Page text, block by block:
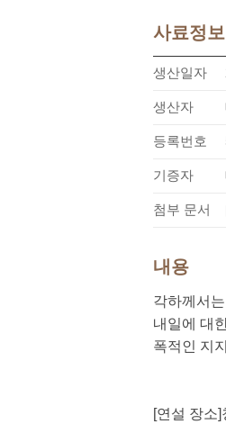
사료정보
생산일자
생산자
등록번호
기증자
첨부 문서
내용
각하께서
내일에 대
폭적인 지
[연설 장소